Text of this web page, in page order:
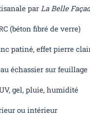
par La Belle
(béton fibré de verre)
patiné, effet pierre
échassier sur feuillage
gel, pluie, humidité
ou intérieur